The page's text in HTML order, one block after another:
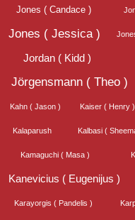
Jones ( Candace )
Jones ( Jessica )
Jordan ( Kidd )
Jörgensmann ( Theo )
Kahn ( Jason ) Kaiser ( Henry )
Kalaparush Kalbasi (
Kamaguchi ( Masa )
Kanevicius ( Eugenijus )
Karayorgis ( Pandelis )